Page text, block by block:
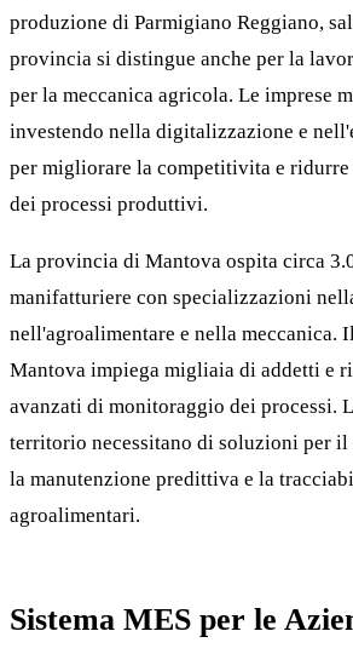
produzione di Parmigiano Reggiano,
provincia si distingue anche per la
per la meccanica agricola. Le imprese
investendo nella digitalizzazione e
per migliorare la competitivita e
dei processi produttivi.
La provincia di Mantova ospita circa
manifatturiere con specializzazioni
nell'agroalimentare e nella meccanica.
Mantova impiega migliaia di addetti e
avanzati di monitoraggio dei processi.
territorio necessitano di soluzioni per il
la manutenzione predittiva e la
agroalimentari.
Sistema MES per le